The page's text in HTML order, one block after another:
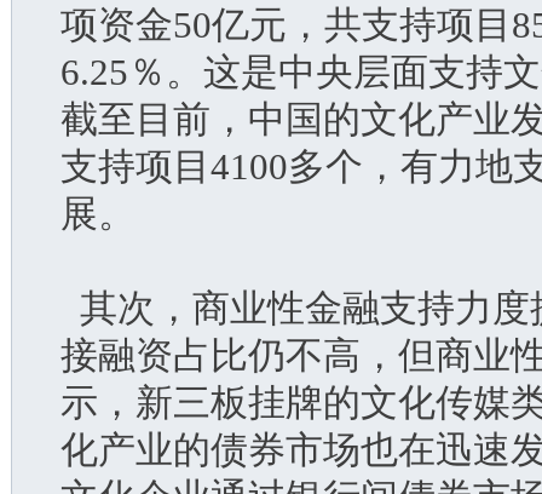
项资金50亿元，共支持项目
6.25％。这是中央层面支持
截至目前，中国的文化产业
支持项目4100多个，有力地
展。
其次，商业性金融支持力
接融资占比仍不高，但商业
示，新三板挂牌的文化传媒
化产业的债券市场也在迅速